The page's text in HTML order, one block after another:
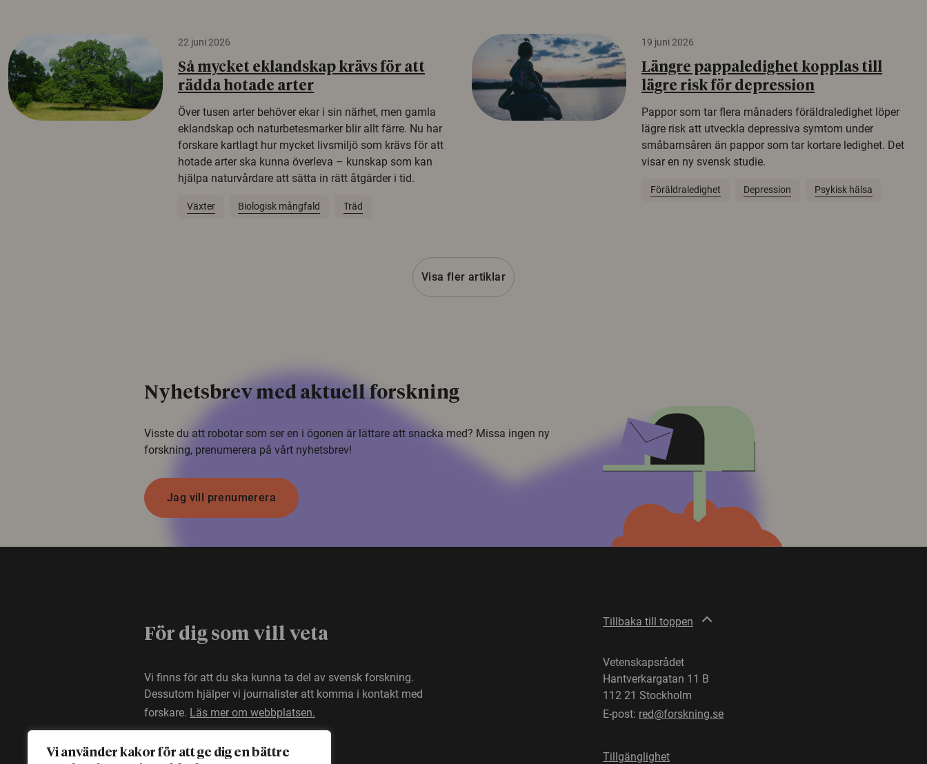
Vi använder kakor för att ge dig en bättre
22 juni 2026
Så mycket eklandskap krävs för att
rädda hotade arter
Över tusen arter behöver ekar i sin närhet, men gamla
eklandskap och naturbetesmarker blir allt färre. Nu har
forskare kartlagt hur mycket livsmiljö som krävs för att
hotade arter ska kunna överleva – kunskap som kan
hjälpa naturvårdare att sätta in rätt åtgärder i tid.
Växter Biologisk mångfald Träd
19 juni 2026
Längre pappaledighet kopplas till
lägre risk för depression
Pappor som tar flera månaders föräldraledighet löper
lägre risk att utveckla depressiva symtom under
småbarnsåren än pappor som tar kortare ledighet. Det
visar en ny svensk studie.
Föräldraledighet Depression Psykisk hälsa
Visa fler artiklar
Nyhetsbrev med aktuell forskning
Visste du att robotar som ser en i ögonen är lättare att snacka med? Missa ingen ny
forskning, prenumerera på vårt nyhetsbrev!
Jag vill prenumerera
För dig som vill veta
Vi finns för att du ska kunna ta del av svensk forskning.
Dessutom hjälper vi journalister att komma i kontakt med
forskare. Läs mer om webbplatsen.
Tillbaka till toppen
Vetenskapsrådet
Hantverkargatan 11 B
112 21 Stockholm
E-post: red@forskning.se
Tillgänglighet